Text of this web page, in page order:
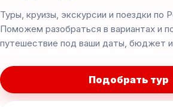
Туры, круизы, экскурсии и поездки по
Поможем разобраться в вариантах и
путешествие под ваши даты, бюджет
Подобрать тур